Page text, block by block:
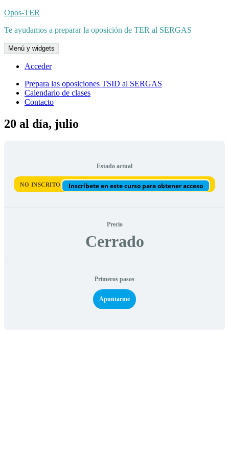
Saltar
contenido
Opos-TER
Te ayudamos a preparar la oposición de TER al SERGAS
Menú y widgets
Acceder
Prepara las oposiciones TSID al SERGAS
Calendario de clases
Contacto
20 al día, julio
Estado actual
NO INSCRITO Inscríbete en este curso para obtener acceso
Precio
Cerrado
Primeros pasos
Apuntarme